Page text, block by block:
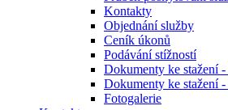
Kontakty
Objednání služby
Ceník úkonů
Podávání stížností
Dokumenty ke stažení -
Dokumenty ke stažení
Fotogalerie